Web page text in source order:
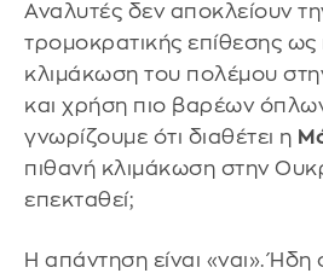
Αναλυτές δεν αποκλείουν
τρομοκρατικής επίθεσης
κλιμάκωση του πολέμου
και χρήση πιο βαρέων
γνωρίζουμε ότι διαθέτει η
πιθανή κλιμάκωση στην
επεκταθεί;
Η απάντηση είναι «ναι».